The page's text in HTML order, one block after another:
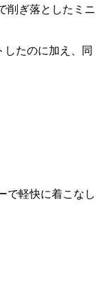
削ぎ落としたミニ
たのに加え、同
で軽快に着こなし